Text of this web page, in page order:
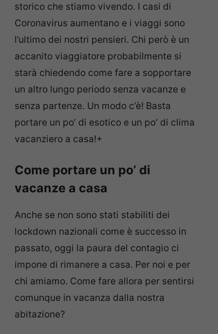
storico che stiamo vivendo. I casi di
Coronavirus aumentano e i viaggi sono
l’ultimo dei nostri pensieri. Chi però è un
accanito viaggiatore probabilmente si
starà chiedendo come fare a sopportare
un altro lungo periodo senza vacanze e
senza partenze. Un modo c’è! Basta
portare un po’ di esotico e un po’ di clima
vacanziero a casa!+
Come portare un po’ di
vacanze a casa
Anche se non sono stati stabiliti dei
lockdown nazionali come è successo in
passato, oggi la paura del contagio ci
impone di rimanere a casa. Per noi e per
chi amiamo. Come fare allora per sentirsi
comunque in vacanza dalla nostra
abitazione?